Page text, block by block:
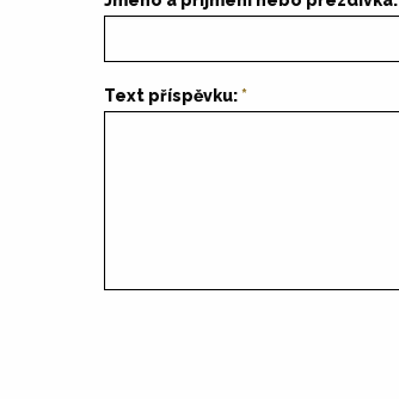
Text příspěvku: